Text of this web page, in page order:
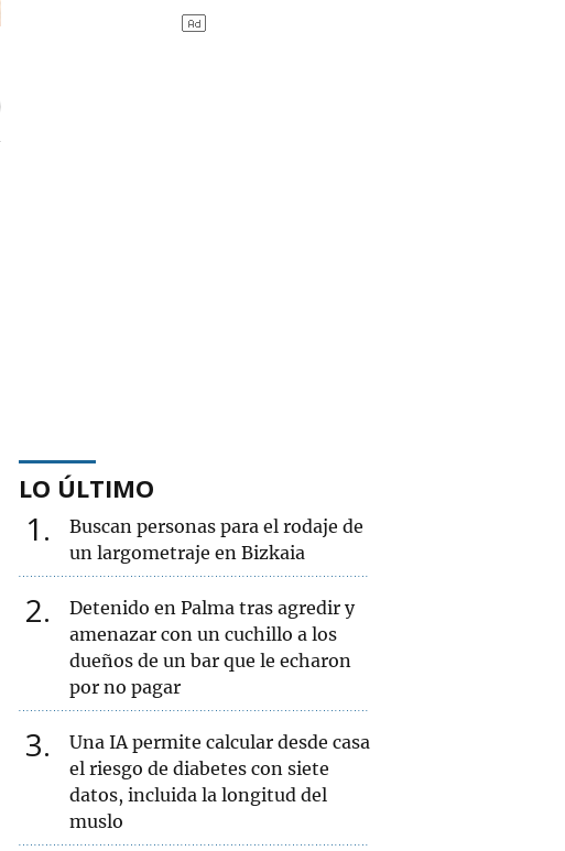
LO ÚLTIMO
1
Buscan personas para el rodaje de
un largometraje en Bizkaia
2
Detenido en Palma tras agredir y
amenazar con un cuchillo a los
dueños de un bar que le echaron
por no pagar
3
Una IA permite calcular desde casa
el riesgo de diabetes con siete
datos, incluida la longitud del
muslo